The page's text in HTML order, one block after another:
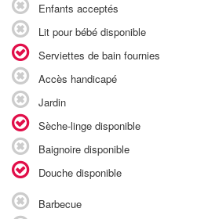
Enfants acceptés
Lit pour bébé disponible
Serviettes de bain fournies
Accès handicapé
Jardin
Sèche-linge disponible
Baignoire disponible
Douche disponible
Barbecue